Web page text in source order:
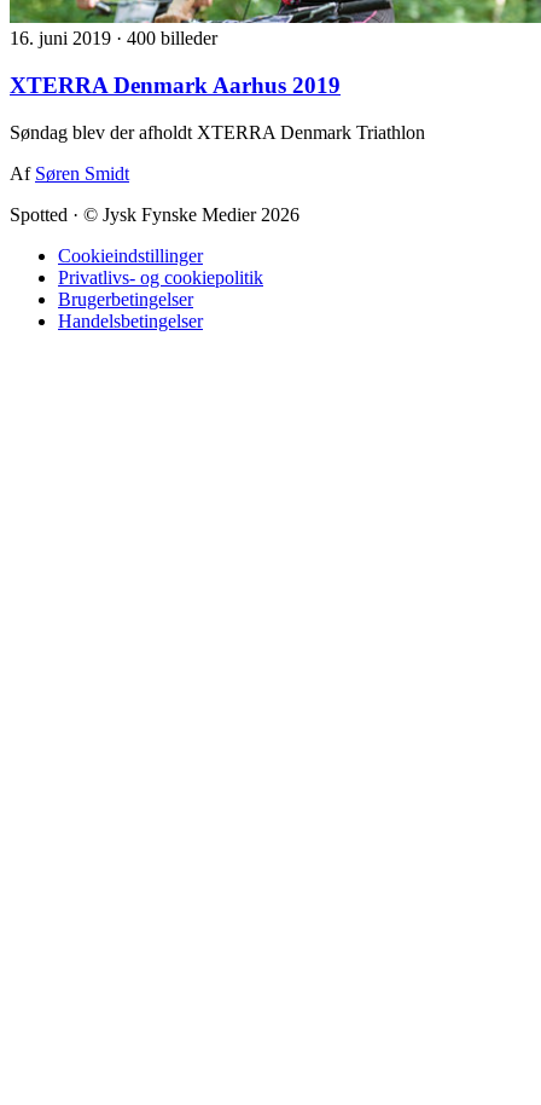
16. juni 2019 · 400 billeder
XTERRA Denmark Aarhus 2019
Søndag blev der afholdt XTERRA Denmark Triathlon
Af Søren Smidt
Spotted · © Jysk Fynske Medier 2026
Cookieindstillinger
Privatlivs- og cookiepolitik
Brugerbetingelser
Handelsbetingelser